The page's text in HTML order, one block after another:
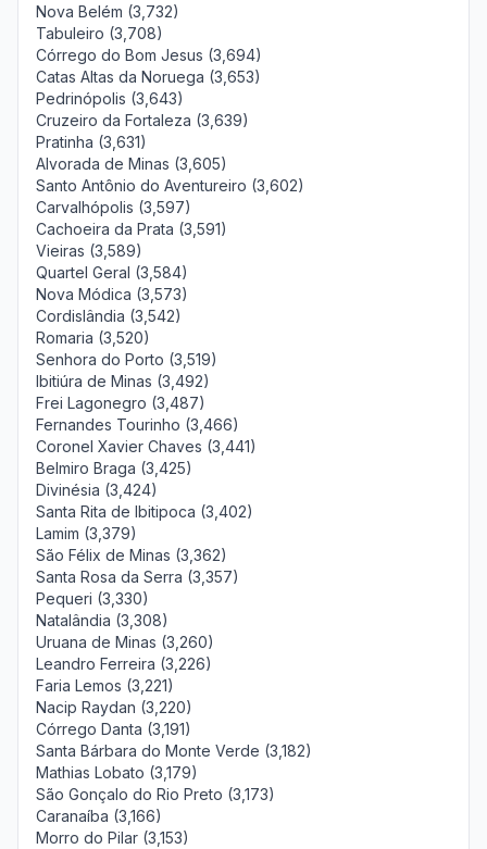
Nova Belém (3,732)
Tabuleiro (3,708)
Córrego do Bom Jesus (3,694)
Catas Altas da Noruega (3,653)
Pedrinópolis (3,643)
Cruzeiro da Fortaleza (3,639)
Pratinha (3,631)
Alvorada de Minas (3,605)
Santo Antônio do Aventureiro (3,602)
Carvalhópolis (3,597)
Cachoeira da Prata (3,591)
Vieiras (3,589)
Quartel Geral (3,584)
Nova Módica (3,573)
Cordislândia (3,542)
Romaria (3,520)
Senhora do Porto (3,519)
Ibitiúra de Minas (3,492)
Frei Lagonegro (3,487)
Fernandes Tourinho (3,466)
Coronel Xavier Chaves (3,441)
Belmiro Braga (3,425)
Divinésia (3,424)
Santa Rita de Ibitipoca (3,402)
Lamim (3,379)
São Félix de Minas (3,362)
Santa Rosa da Serra (3,357)
Pequeri (3,330)
Natalândia (3,308)
Uruana de Minas (3,260)
Leandro Ferreira (3,226)
Faria Lemos (3,221)
Nacip Raydan (3,220)
Córrego Danta (3,191)
Santa Bárbara do Monte Verde (3,182)
Mathias Lobato (3,179)
São Gonçalo do Rio Preto (3,173)
Caranaíba (3,166)
Morro do Pilar (3,153)